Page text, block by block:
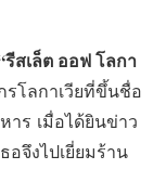
รีสเล็ต ออฟ โลกา
โลกาเวียที่ขึ้นชื่อ
าร เมื่อได้ยินข่าว
จึงไปเยี่ยมร้าน